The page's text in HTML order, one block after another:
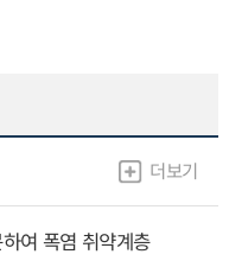
더보기
여 폭염 취약계층